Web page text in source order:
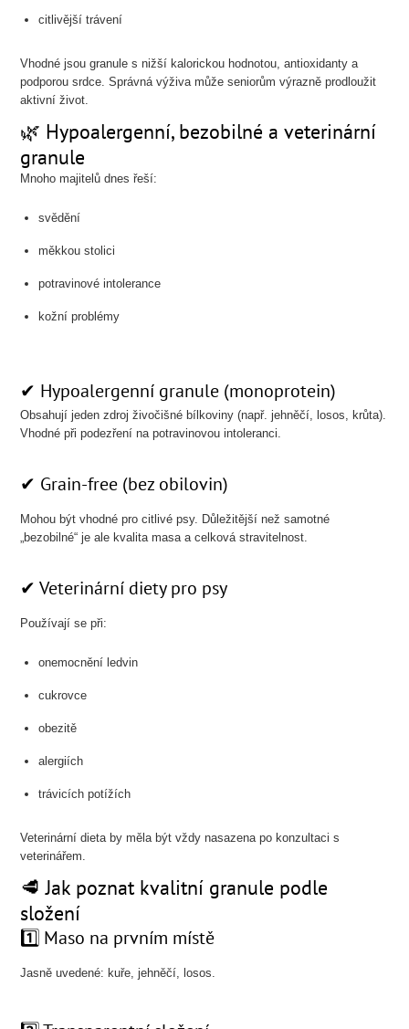
citlivější trávení
Vhodné jsou granule s nižší kalorickou hodnotou, antioxidanty a
podporou srdce. Správná výživa může seniorům výrazně prodloužit
aktivní život.
🌿 Hypoalergenní, bezobilné a veterinární
granule
Mnoho majitelů dnes řeší:
svědění
měkkou stolici
potravinové intolerance
kožní problémy
✔ Hypoalergenní granule (monoprotein)
Obsahují jeden zdroj živočišné bílkoviny (např. jehněčí, losos, krůta).
Vhodné při podezření na potravinovou intoleranci.
✔ Grain-free (bez obilovin)
Mohou být vhodné pro citlivé psy. Důležitější než samotné
„bezobilné“ je ale kvalita masa a celková stravitelnost.
✔ Veterinární diety pro psy
Používají se při:
onemocnění ledvin
cukrovce
obezitě
alergiích
trávicích potížích
Veterinární dieta by měla být vždy nasazena po konzultaci s
veterinářem.
🥩 Jak poznat kvalitní granule podle
složení
1️⃣ Maso na prvním místě
Jasně uvedené: kuře, jehněčí, losos.